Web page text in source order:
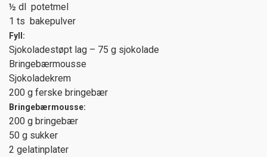
½ dl potetmel
1 ts bakepulver
Fyll:
Sjokoladestøpt lag – 75 g sjokolade
Bringebærmousse
Sjokoladekrem
200 g ferske bringebær
Bringebærmousse:
200 g bringebær
50 g sukker
2 gelatinplater